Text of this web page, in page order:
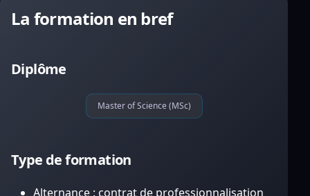
La formation en bref
Diplôme
Master of Science (MSc)
Type de formation
Alternance : contrat de professionnalisation